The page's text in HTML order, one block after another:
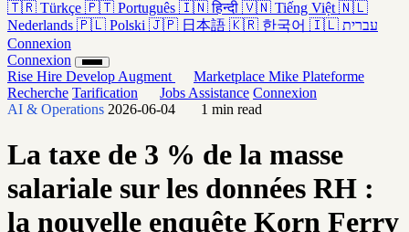
🇹🇷 Türkçe 🇵🇹 Português 🇮🇳 हिन्दी 🇻🇳 Tiếng Việt 🇳🇱
Nederlands 🇵🇱 Polski 🇯🇵 日本語 🇰🇷 한국어 🇮🇱 עברית
Connexion
Connexion
Rise Hire Develop Augment Marketplace Mike Plateforme
Recherche Tarification Jobs Assistance Connexion
AI & Operations 2026-06-04 1 min read
La taxe de 3 % de la masse
salariale sur les données RH :
la nouvelle enquête Korn Ferry